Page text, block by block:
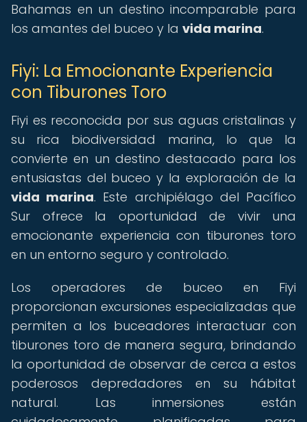
Bahamas en un destino incomparable para
los amantes del buceo y la vida marina.
Fiyi: La Emocionante Experiencia
con Tiburones Toro
Fiyi es reconocida por sus aguas cristalinas y
su rica biodiversidad marina, lo que la
convierte en un destino destacado para los
entusiastas del buceo y la exploración de la
vida marina. Este archipiélago del Pacífico
Sur ofrece la oportunidad de vivir una
emocionante experiencia con tiburones toro
en un entorno seguro y controlado.
Los operadores de buceo en Fiyi
proporcionan excursiones especializadas que
permiten a los buceadores interactuar con
tiburones toro de manera segura, brindando
la oportunidad de observar de cerca a estos
poderosos depredadores en su hábitat
natural. Las inmersiones están